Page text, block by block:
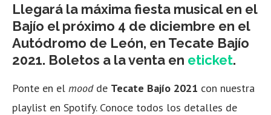
Llegará la máxima fiesta musical en el
Bajío el próximo 4 de diciembre en el
Autódromo de León, en Tecate Bajío
2021. Boletos a la venta en eticket.
Ponte en el moodde Tecate Bajío 2021 con nuestra
playlist en Spotify. Conoce todos los detalles de